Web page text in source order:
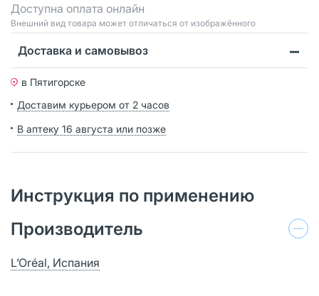
Доступна оплата онлайн
Bнешний вид товара может отличаться от изображённого
Доставка и самовывоз
в Пятигорске
Доставим курьером от 2 часов
В аптеку 16 августа или позже
Инструкция по применению
Производитель
L’Oréal, Испания